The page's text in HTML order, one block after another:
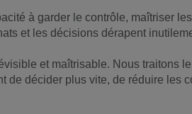
à garder le contrôle, maîtriser
et les décisions dérapent
et maîtrisable. Nous traitons
de décider plus vite, de réduire les